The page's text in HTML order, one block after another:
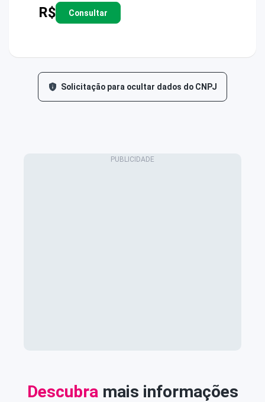
R$ Consultar
Solicitação para ocultar dados do CNPJ
Descubramais informações